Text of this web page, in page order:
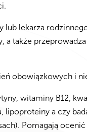
lub lekarza
także
obowiązkowych i
witaminy B12,
lipoproteiny a czy
Pomagają ocenić